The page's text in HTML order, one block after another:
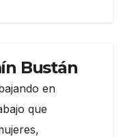
Bustán
en
que